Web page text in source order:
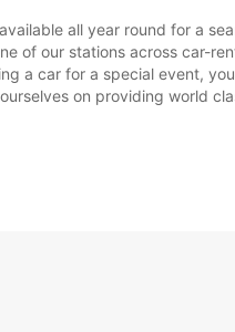
all year round for a
of our stations across car-
a car for a special event,
on providing world